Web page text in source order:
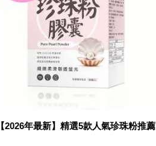
【2026年最新】精選5款人氣珍珠粉推薦